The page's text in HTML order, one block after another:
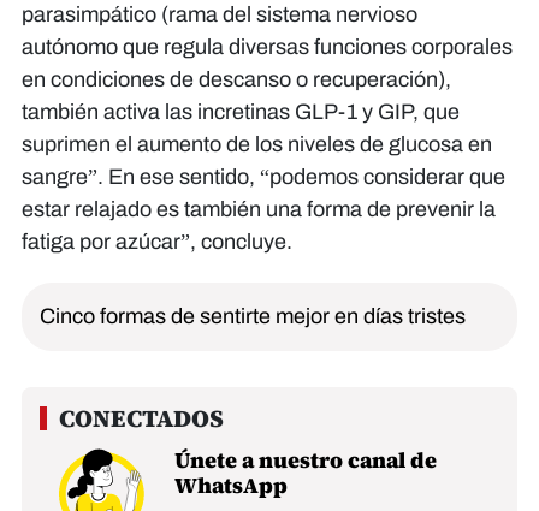
parasimpático (rama del sistema nervioso
autónomo que regula diversas funciones corporales
en condiciones de descanso o recuperación),
también activa las incretinas GLP-1 y GIP, que
suprimen el aumento de los niveles de glucosa en
sangre”. En ese sentido, “podemos considerar que
estar relajado es también una forma de prevenir la
fatiga por azúcar”, concluye.
Cinco formas de sentirte mejor en días tristes
Únete a nuestro canal de
WhatsApp